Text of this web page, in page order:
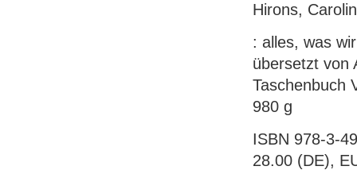
Hirons,
: alles, was
übersetzt von
Taschenbuch
980 g
ISBN 978-3-
28.00 (DE),